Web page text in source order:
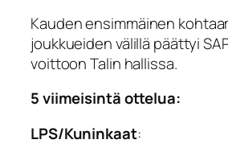
Kauden ensimmäinen
joukkueiden välillä päättyi
voittoon Talin hallissa.
5 viimeisintä ottelua:
LPS/Kuninkaat: